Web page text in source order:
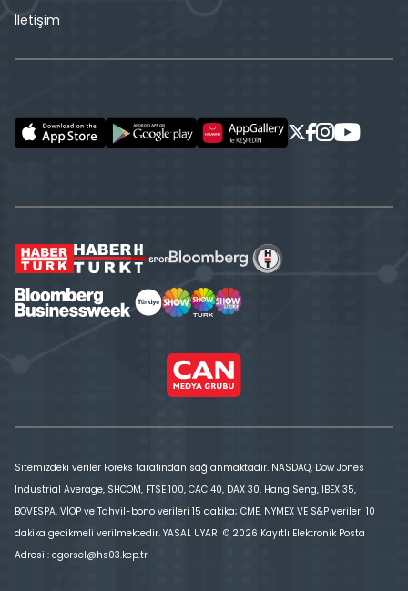
İletişim
Sitemizdeki veriler Foreks tarafından sağlanmaktadır. NASDAQ, Dow Jones
Industrial Average, SHCOM, FTSE 100, CAC 40, DAX 30, Hang Seng, IBEX 35,
BOVESPA, VİOP ve Tahvil-bono verileri 15 dakika; CME, NYMEX VE S&P verileri 10
dakika gecikmeli verilmektedir. YASAL UYARI © 2026 Kayıtlı Elektronik Posta
Adresi : cgorsel@hs03.kep.tr